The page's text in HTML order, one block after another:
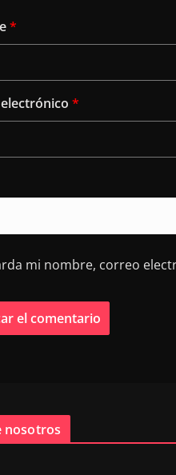
*
*
mi nombre, correo
nosotros